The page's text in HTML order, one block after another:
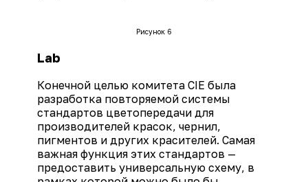
Рисунок 6
Lab
Конечной целью комитета CIE была
разработка повторяемой системы
стандартов цветопередачи для
производителей красок, чернил,
пигментов и других красителей. Самая
важная функция этих стандартов —
предоставить универсальную схему, в